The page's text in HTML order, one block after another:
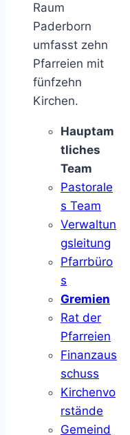
Raum
Paderborn
umfasst zehn
Pfarreien mit
fünfzehn
Kirchen.
Hauptam
tliches
Team
Pastorale
s Team
Verwaltun
gsleitung
Pfarrbüro
s
Gremien
Rat der
Pfarreien
Finanzaus
schuss
Kirchenvo
rstände
Gemeind